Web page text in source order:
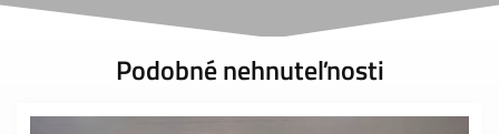
Podobné nehnuteľnosti